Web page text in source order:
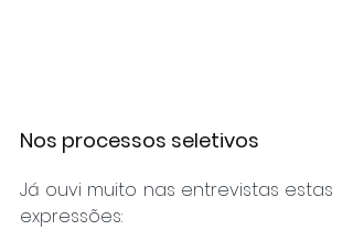
Nos processos seletivos
Já ouvi muito nas entrevistas estas
expressões: